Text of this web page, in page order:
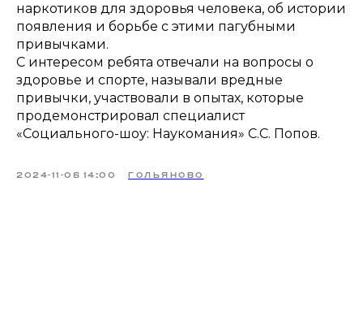
наркотиков для здоровья человека, об истории
появления и борьбе с этими пагубными
привычками.
С интересом ребята отвечали на вопросы о
здоровье и спорте, называли вредные
привычки, участвовали в опытах, которые
продемонстрировал специалист
«Социального-шоу: Наукомания» С.С. Попов.
2024-11-06 14:00 ГОЛЬЯНОВО